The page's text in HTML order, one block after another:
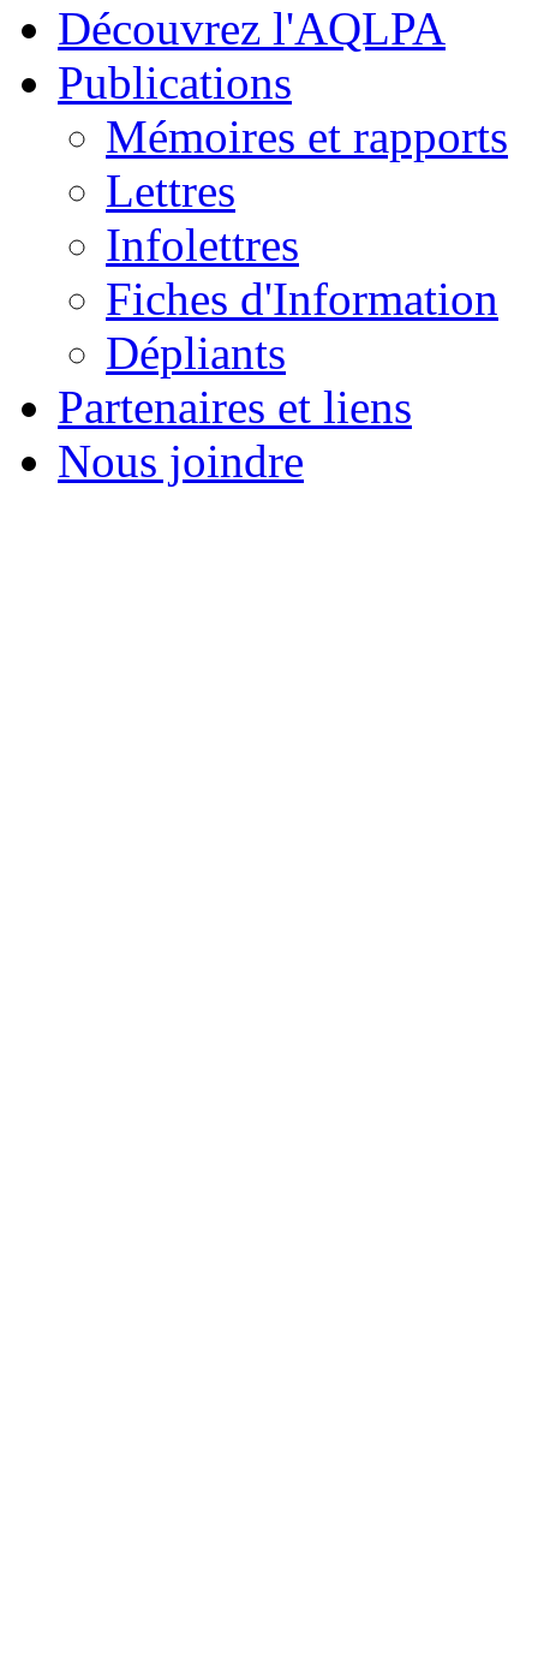
Découvrez l'AQLPA
Publications
Mémoires et rapports
Lettres
Infolettres
Fiches d'Information
Dépliants
Partenaires et liens
Nous joindre